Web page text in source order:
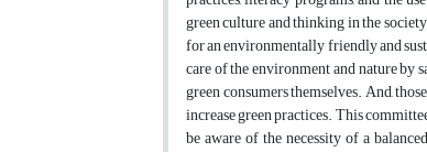
green culture and thinking in the
for an environmentally friendly and
care of the environment and nature by
green consumers themselves. And,
increase green practices. This
be aware of the necessity of a